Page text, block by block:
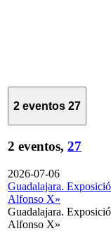
2 eventos 27
2 eventos, 27
2026-07-06
Guadalajara.
Alfonso X»
Guadalajara.
Alfonso X»